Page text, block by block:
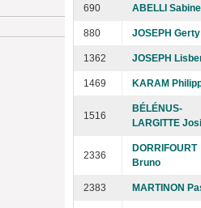
690 ABELLI Sabine
880 JOSEPH Gerty
1362 JOSEPH
1469 KARAM
1516
BÉLÉNUS-
LARGITTE
2336
DORRIFOURT
Bruno
2383 MARTINON